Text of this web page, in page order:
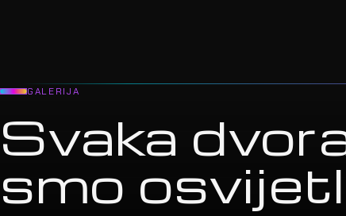
GALERIJA
Svaka
smo